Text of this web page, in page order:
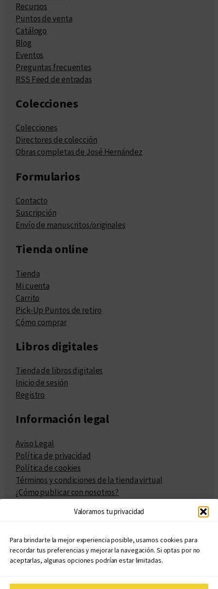
Valoramos tu privacidad
Para brindarte la mejor experiencia posible, usamos cookies para
recordar tus preferencias y mejorar la navegación. Si optas por no
aceptarlas, algunas opciones podrían estar limitadas.
Recursos
Puntos de venta
Catálogo
Blog
Eventos
Preguntas frecuentes
RSS Feed de entradas
Colecciones
Colecciones
Directores de colección
Obras completas de José Hernández
Formularios
Contacto
Suscripción
Envío de manuscritos/originales
Tienda online
Tienda
Mi cuenta
Carrito
Pick-Up Puntos de retiro
Cómo comprar
Libros digitales
Tienda de libros digitales
Inicio de sesión
Registro
Información legal
Aviso Legal
Política de privacidad
Política de cookies
Términos y condiciones de la tienda virtual
¿Cómo publicar con nosotros?
Políticas de publicación
Políticas de coedición
Atribuciones